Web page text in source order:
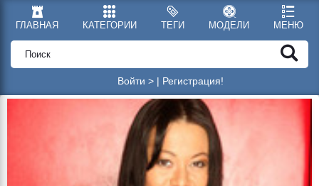
ГЛАВНАЯ КАТЕГОРИИ ТЕГИ МОДЕЛИ МЕНЮ
Войти > | Регистрация!